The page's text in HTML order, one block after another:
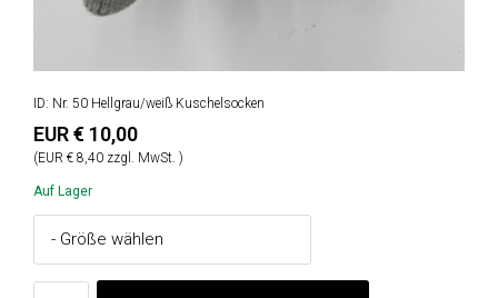
ID: Nr. 50 Hellgrau/weiß Kuschelsocken
EUR € 10,00
(EUR € 8,40 zzgl. MwSt. )
Auf Lager